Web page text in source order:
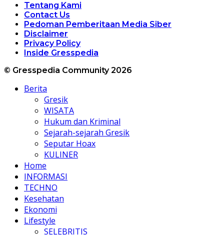
Tentang Kami
Contact Us
Pedoman Pemberitaan Media Siber
Disclaimer
Privacy Policy
Inside Gresspedia
© Gresspedia Community 2026
Berita
Gresik
WISATA
Hukum dan Kriminal
Sejarah-sejarah Gresik
Seputar Hoax
KULINER
Home
INFORMASI
TECHNO
Kesehatan
Ekonomi
Lifestyle
SELEBRITIS